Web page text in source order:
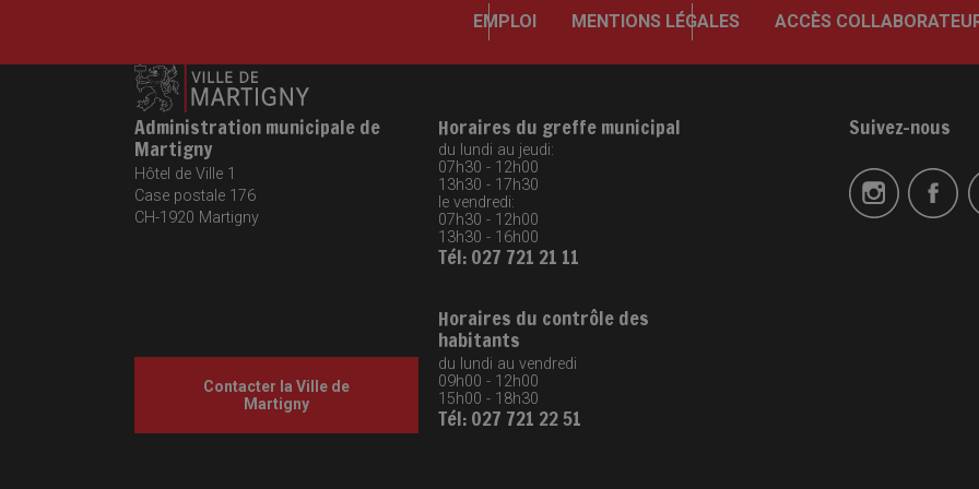
Administration municipale de
Martigny
Hôtel de Ville 1
Case postale 176
CH-1920 Martigny
Contacter la Ville de
Martigny
Horaires du greffe municipal
du lundi au jeudi:
07h30 - 12h00
13h30 - 17h30
le vendredi:
07h30 - 12h00
13h30 - 16h00
Tél: 027 721 21 11
Horaires du contrôle des
habitants
du lundi au vendredi
09h00 - 12h00
15h00 - 18h30
Tél: 027 721 22 51
EMPLOI MENTIONS LÉGALES ACCÈS
Suivez-nous